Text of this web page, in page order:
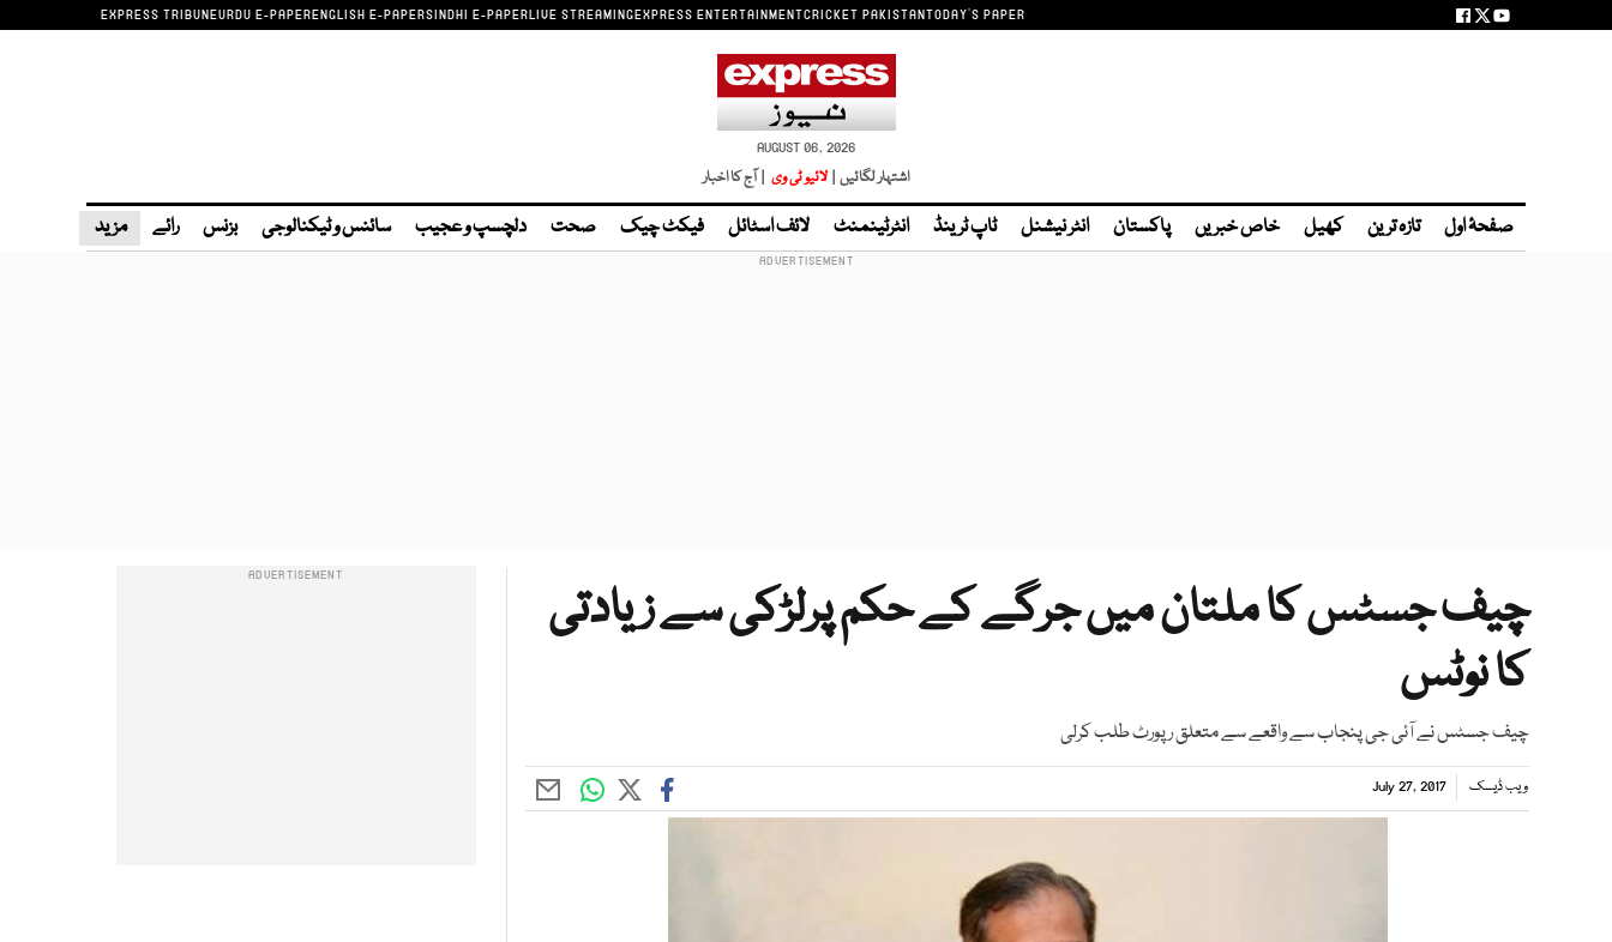
EXPRESS TRIBUNEURDU E-PAPERENGLISH E-PAPERSINDHI E-PAPERLIVE STREAMINGEXPRESS ENTERTAINMENTCRICKET PAKISTANTODAY'S PAPER
AUGUST 06, 2026
اشتہار لگائیں | لائیو ٹی وی | آج کا اخبار
صفحۂ اول تازہ ترین کھیل خاص خبریں پاکستان انٹر نیشنل ٹاپ ٹرینڈ انٹرٹینمنٹ لائف اسٹائل فیکٹ چیک صحت دلچسپ و عجیب سائنس و ٹیکنالوجی بزنس رائے مزید
چیف جسٹس کا ملتان میں جرگے کے حکم پرلڑکی سے زیادتی
کا نوٹس
چیف جسٹس نے آئی جی پنجاب سے واقعے سے متعلق رپورٹ طلب کرلی
ویب ڈیسک July 27, 2017